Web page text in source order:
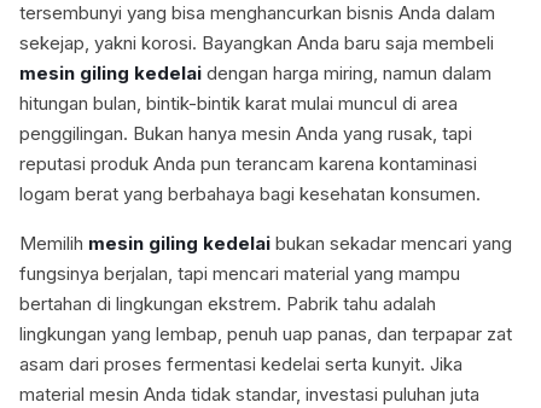
tersembunyi yang bisa menghancurkan bisnis Anda dalam
sekejap, yakni korosi. Bayangkan Anda baru saja membeli
mesin giling kedelai dengan harga miring, namun dalam
hitungan bulan, bintik-bintik karat mulai muncul di area
penggilingan. Bukan hanya mesin Anda yang rusak, tapi
reputasi produk Anda pun terancam karena kontaminasi
logam berat yang berbahaya bagi kesehatan konsumen.
Memilih mesin giling kedelai bukan sekadar mencari yang
fungsinya berjalan, tapi mencari material yang mampu
bertahan di lingkungan ekstrem. Pabrik tahu adalah
lingkungan yang lembap, penuh uap panas, dan terpapar zat
asam dari proses fermentasi kedelai serta kunyit. Jika
material mesin Anda tidak standar, investasi puluhan juta